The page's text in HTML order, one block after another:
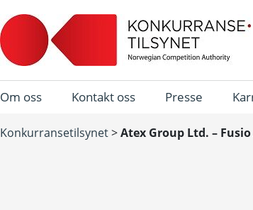
Om oss Kontakt oss Presse
Konkurransetilsynet>Atex Group Ltd. – Fusio